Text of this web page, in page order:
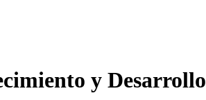
y Desarrollo